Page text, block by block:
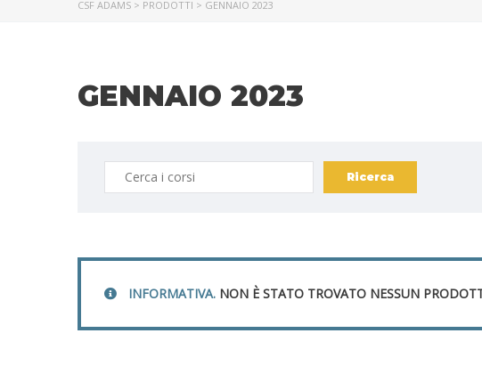
CSF ADAMS > PRODOTTI > GENNAIO 2023
GENNAIO 2023
INFORMATIVA. NON È STATO TROVATO NESSUN